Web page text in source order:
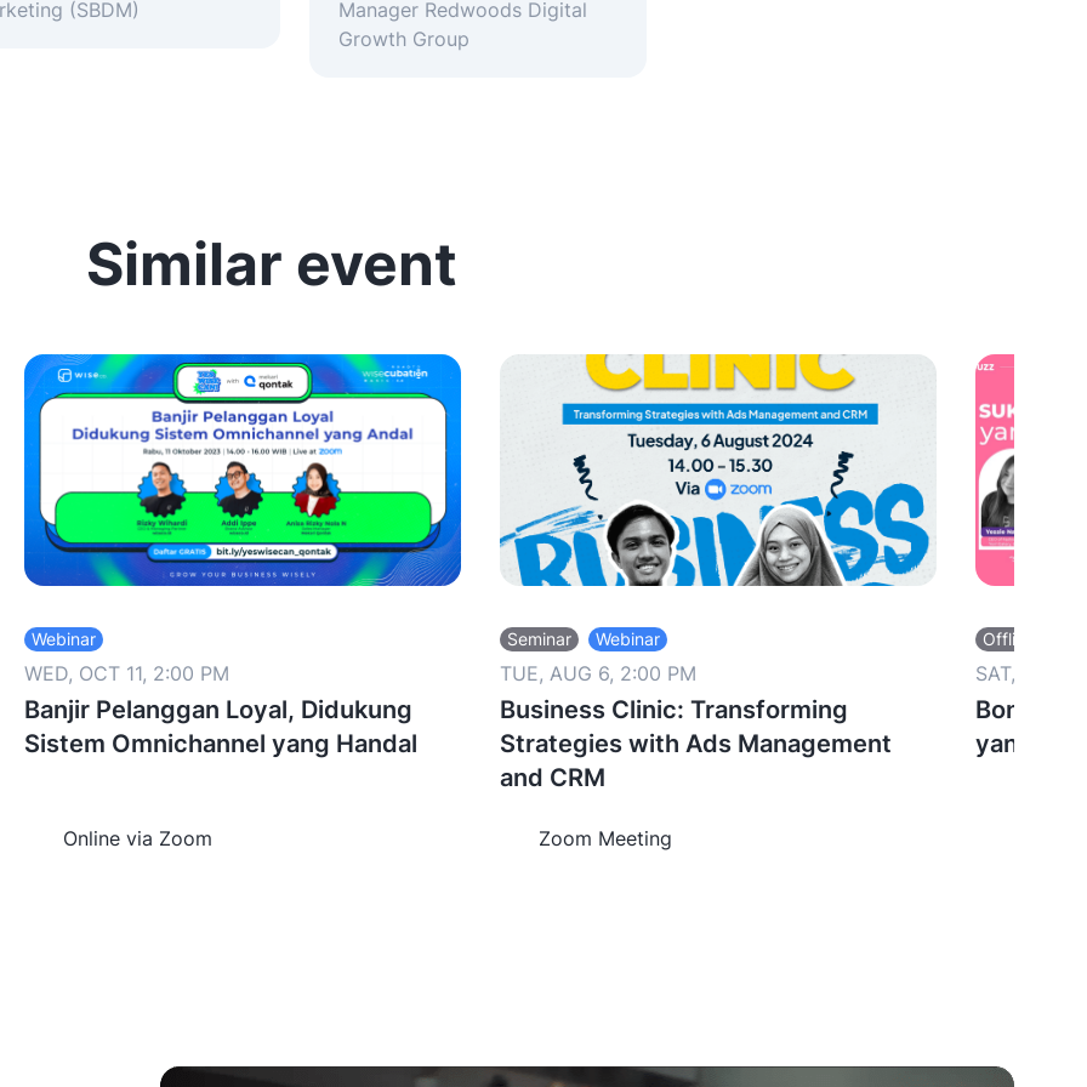
(SBDM)
Manager Redwoods Digital
Growth Group
Similar event
Webinar
WED, OCT 11, 2:00 PM
Banjir Pelanggan Loyal, Didukung
Sistem Omnichannel yang Handal
Online via Zoom
Seminar Webinar
TUE, AUG 6, 2:00 PM
Business Clinic: Transforming
Strategies with Ads Management
and CRM
Zoom Meeting
Offline
SAT, OCT
Bongkar
yang